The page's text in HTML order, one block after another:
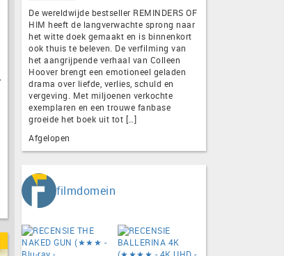
De wereldwijde bestseller REMINDERS OF
HIM heeft de langverwachte sprong naar
het witte doek gemaakt en is binnenkort
ook thuis te beleven. De verfilming van
het aangrijpende verhaal van Colleen
Hoover brengt een emotioneel geladen
drama over liefde, verlies, schuld en
vergeving. Met miljoenen verkochte
exemplaren en een trouwe fanbase
groeide het boek uit tot […]
Afgelopen
filmdomein